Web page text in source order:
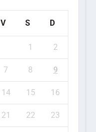
V S D
1 2
7 8 9
14 15 16
21 22 23